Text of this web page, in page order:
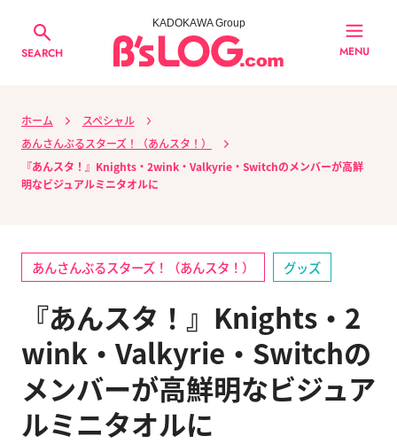
SEARCH
KADOKAWA Group
MENU
ホーム
スペシャル
あんさんぶるスターズ！（あんスタ！）
『あんスタ！』Knights・2wink・Valkyrie・Switchのメンバーが高鮮
明なビジュアルミニタオルに
あんさんぶるスターズ！（あんスタ！） グッズ
『あんスタ！』Knights・2
wink・Valkyrie・Switchの
メンバーが高鮮明なビジュア
ルミニタオルに